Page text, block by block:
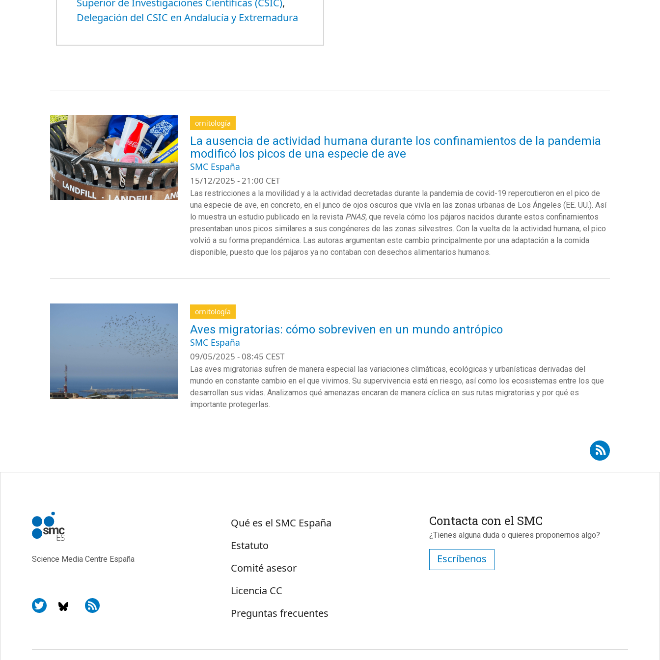
Superior de Investigaciones Científicas (CSIC),
Delegación del CSIC en Andalucía y Extremadura
ornitología
La ausencia de actividad humana durante los confinamientos de la pandemia
modificó los picos de una especie de ave
SMC España
15/12/2025 - 21:00 CET
Las restricciones a la movilidad y a la actividad decretadas durante la pandemia de covid-19 repercutieron en el pico de
una especie de ave, en concreto, en el junco de ojos oscuros que vivía en las zonas urbanas de Los Ángeles (EE. UU.). Así
lo muestra un estudio publicado en la revista PNAS, que revela cómo los pájaros nacidos durante estos confinamientos
presentaban unos picos similares a sus congéneres de las zonas silvestres. Con la vuelta de la actividad humana, el pico
volvió a su forma prepandémica. Las autoras argumentan este cambio principalmente por una adaptación a la comida
disponible, puesto que los pájaros ya no contaban con desechos alimentarios humanos.
ornitología
Aves migratorias: cómo sobreviven en un mundo antrópico
SMC España
09/05/2025 - 08:45 CEST
Las aves migratorias sufren de manera especial las variaciones climáticas, ecológicas y urbanísticas derivadas del
mundo en constante cambio en el que vivimos. Su supervivencia está en riesgo, así como los ecosistemas entre los que
desarrollan sus vidas. Analizamos qué amenazas encaran de manera cíclica en sus rutas migratorias y por qué es
importante protegerlas.
Suscribirse a RSS - Carlos Camacho
Science Media Centre España
Sobre SMC España
Qué es el SMC España
Estatuto
Comité asesor
Licencia CC
Preguntas frecuentes
Contacta con el SMC
¿Tienes alguna duda o quieres proponernos algo?
Escríbenos